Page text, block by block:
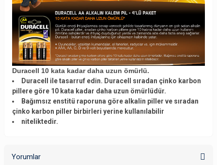
Duracell 10 kata kadar daha uzun ömürlü.
Duracell ile tasarruf edin. Duracell sıradan çinko karbon
pillere göre 10 kata kadar daha uzun ömürlüdür.
Bağımsız enstitü raporuna göre alkalin piller ve sıradan
çinko karbon piller birbirleri yerine kullanılabilir
niteliktedir.
Yorumlar